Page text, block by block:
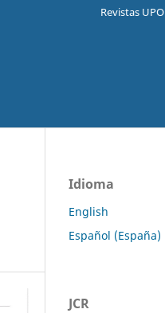
Revistas UPO
Idioma
English
Español (España)
JCR